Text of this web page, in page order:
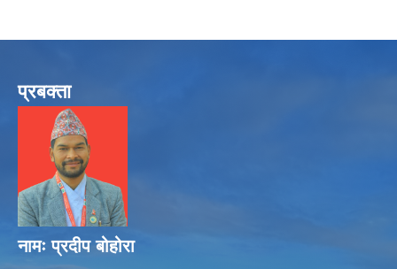
प्रबक्ता
नामः प्रदीप बोहोरा